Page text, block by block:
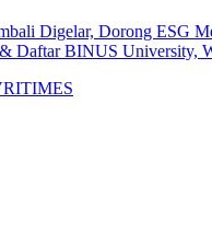
Digelar, Dorong ESG
Daftar BINUS University,